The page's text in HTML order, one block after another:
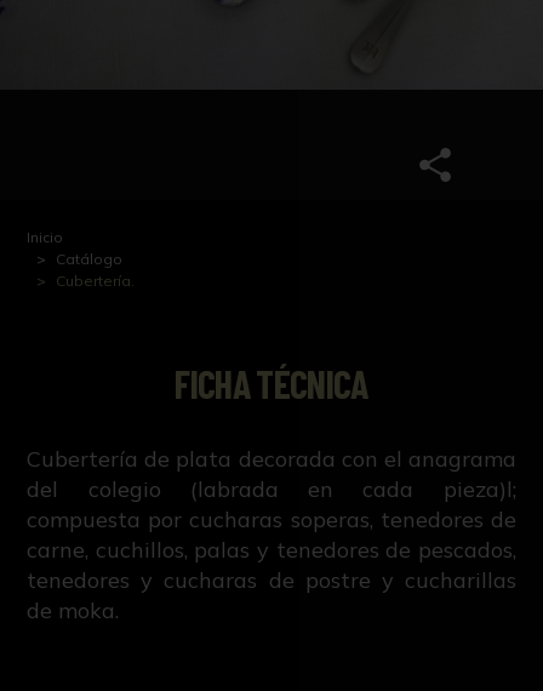
Inicio
Catálogo
Cubertería.
FICHA TÉCNICA
Cubertería de plata decorada con el anagrama
del colegio (labrada en cada pieza)l;
compuesta por cucharas soperas, tenedores de
carne, cuchillos, palas y tenedores de pescados,
tenedores y cucharas de postre y cucharillas
de moka.